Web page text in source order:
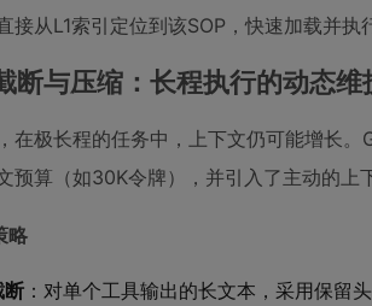
接从L1索引定位到该SOP，快速加载并
断与压缩：长程执行的动态维
在极长程的任务中，上下文仍可能增长
预算（如30K令牌），并引入了主动的上
略
断 ：对单个工具输出的长文本，采用保留